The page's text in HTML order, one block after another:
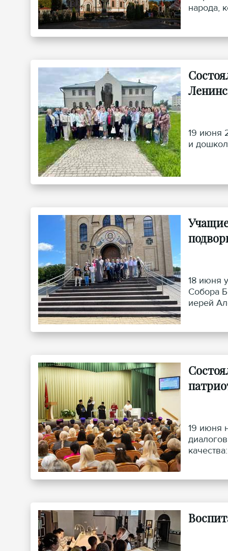
народа,
19 июня
и
18 июня
Собора
иерей
19 июня